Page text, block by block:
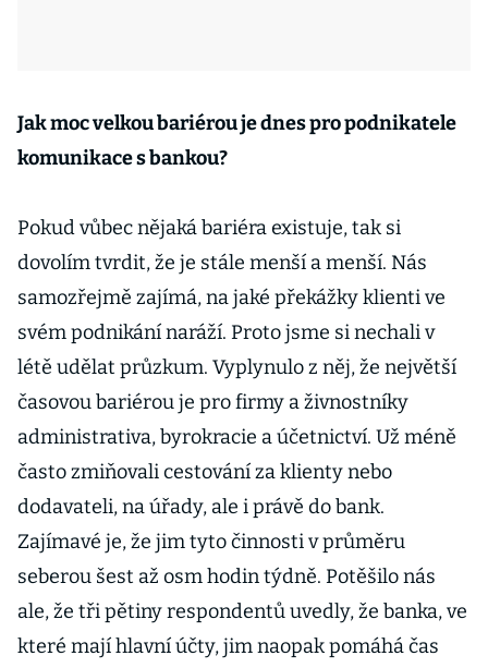
Jak moc velkou bariérou je dnes pro podnikatele
komunikace s bankou?
Pokud vůbec nějaká bariéra existuje, tak si
dovolím tvrdit, že je stále menší a menší. Nás
samozřejmě zajímá, na jaké překážky klienti ve
svém podnikání naráží. Proto jsme si nechali v
létě udělat průzkum. Vyplynulo z něj, že největší
časovou bariérou je pro firmy a živnostníky
administrativa, byrokracie a účetnictví. Už méně
často zmiňovali cestování za klienty nebo
dodavateli, na úřady, ale i právě do bank.
Zajímavé je, že jim tyto činnosti v průměru
seberou šest až osm hodin týdně. Potěšilo nás
ale, že tři pětiny respondentů uvedly, že banka, ve
které mají hlavní účty, jim naopak pomáhá čas